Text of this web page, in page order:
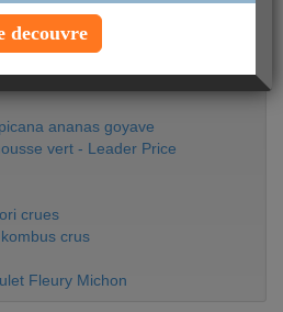
à votre
ananas goyave
vert - Leader Price
crues
crus
Fleury Michon
decouvre